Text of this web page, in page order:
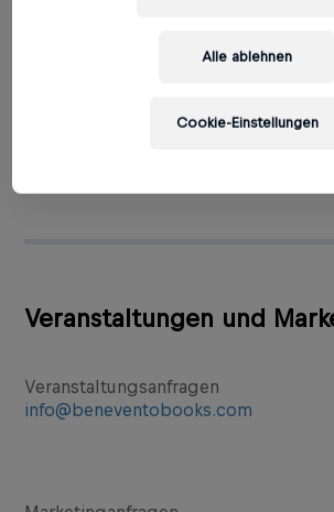
Halleiner Landesstraße 24
press@beneventobooks.com
Veranstaltungen und
Veranstaltungsanfragen
info@beneventobooks.com
Alle ablehnen
Cookie-Einstellungen